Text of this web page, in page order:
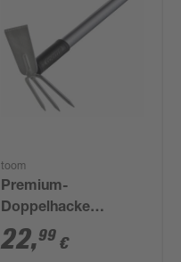
toom
Premium-
Doppelhacke
Carbonstahl 3
Zinken 154 cm
22,99 €